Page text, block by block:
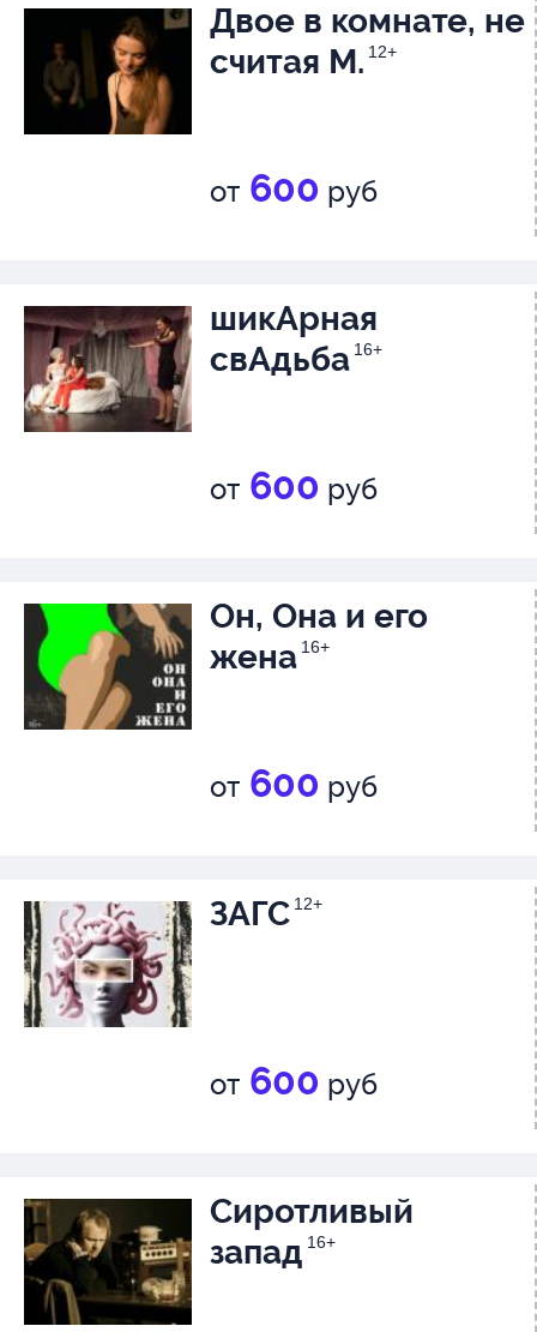
Двое в комнате, не
считая М. 12+
от 600 руб
шикАрная
свАдьба 16+
от 600 руб
Он, Она и его
жена 16+
от 600 руб
ЗАГС 12+
от 600 руб
Сиротливый
запад 16+